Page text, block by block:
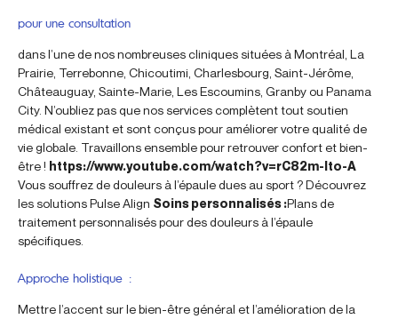
pour une consultation
dans l’une de nos nombreuses cliniques situées à Montréal, La
Prairie, Terrebonne, Chicoutimi, Charlesbourg, Saint-Jérôme,
Châteauguay, Sainte-Marie, Les Escoumins, Granby ou Panama
City. N’oubliez pas que nos services complètent tout soutien
médical existant et sont conçus pour améliorer votre qualité de
vie globale. Travaillons ensemble pour retrouver confort et bien-
être ! https://www.youtube.com/watch?v=rC82m-lto-A
Vous souffrez de douleurs à l’épaule dues au sport ? Découvrez
les solutions Pulse Align Soins personnalisés :Plans de
traitement personnalisés pour des douleurs à l’épaule
spécifiques.
Approche holistique :
Mettre l’accent sur le bien-être général et l’amélioration de la